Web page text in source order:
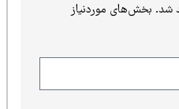
بخش‌های موردنیاز